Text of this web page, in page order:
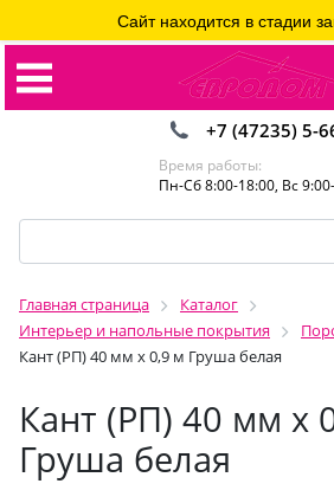
+7 (47235) 5-
Время работы:
Пн-Сб 8:00-18:00, Вс
Главная страница
Каталог
Интерьер и напольные покрытия
Кант (РП) 40 мм х 0,9 м Груша белая
Кант (РП) 40 мм х
Груша белая
Сайт находится в стадии